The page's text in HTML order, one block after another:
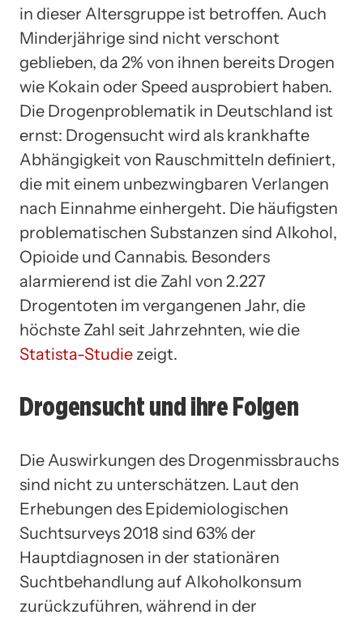
in dieser Altersgruppe ist betroffen. Auch
Minderjährige sind nicht verschont
geblieben, da 2% von ihnen bereits Drogen
wie Kokain oder Speed ausprobiert haben.
Die Drogenproblematik in Deutschland ist
ernst: Drogensucht wird als krankhafte
Abhängigkeit von Rauschmitteln definiert,
die mit einem unbezwingbaren Verlangen
nach Einnahme einhergeht. Die häufigsten
problematischen Substanzen sind Alkohol,
Opioide und Cannabis. Besonders
alarmierend ist die Zahl von 2.227
Drogentoten im vergangenen Jahr, die
höchste Zahl seit Jahrzehnten, wie die
Statista-Studie zeigt.
Drogensucht und ihre Folgen
Die Auswirkungen des Drogenmissbrauchs
sind nicht zu unterschätzen. Laut den
Erhebungen des Epidemiologischen
Suchtsurveys 2018 sind 63% der
Hauptdiagnosen in der stationären
Suchtbehandlung auf Alkoholkonsum
zurückzuführen, während in der